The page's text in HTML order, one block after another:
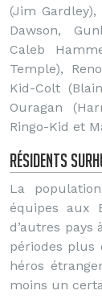
(Jim
Dawson,
Caleb
Temple),
Kid-Colt
Ouragan
Ringo-Kid et
Résidents
La
équipes aux
d’autres pays
périodes plus
héros
moins un